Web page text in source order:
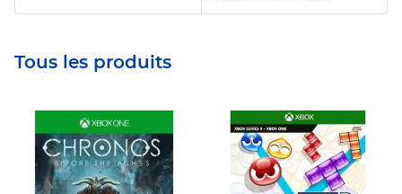
Tous les produits
Prix barré 25,00€
Prix 13,33€ Prix barré 19,99€